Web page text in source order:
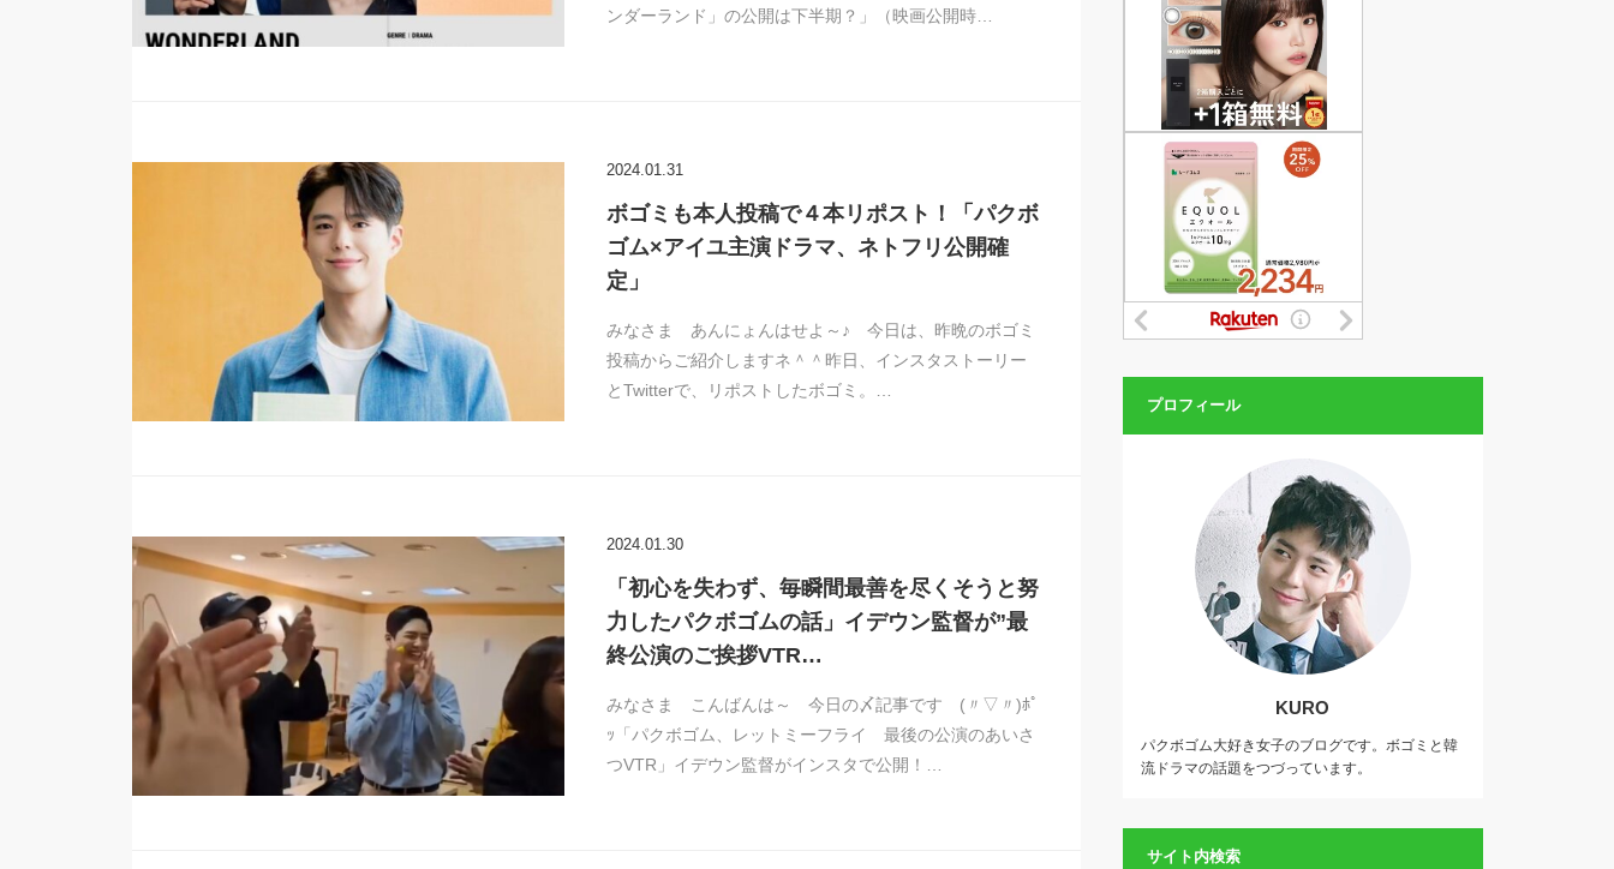
ンダーランド」の公開は下半期？」（映画公開時…
2024.01.31
ボゴミも本人投稿で４本リポスト！「パクボ
ゴム×アイユ主演ドラマ、ネトフリ公開確
定」
みなさま あんにょんはせよ～♪ 今日は、昨晩のボゴミ
投稿からご紹介しますネ＾＾昨日、インスタストーリー
とTwitterで、リポストしたボゴミ。…
2024.01.30
「初心を失わず、毎瞬間最善を尽くそうと努
力したパクボゴムの話」イデウン監督が”最
終公演のご挨拶VTR…
みなさま こんばんは～ 今日の〆記事です (〃▽〃)ﾎﾟ
ｯ「パクボゴム、レットミーフライ 最後の公演のあいさ
つVTR」イデウン監督がインスタで公開！…
プロフィール
KURO
パクボゴム大好き女子のブログです。ボゴミと韓
流ドラマの話題をつづっています。
サイト内検索